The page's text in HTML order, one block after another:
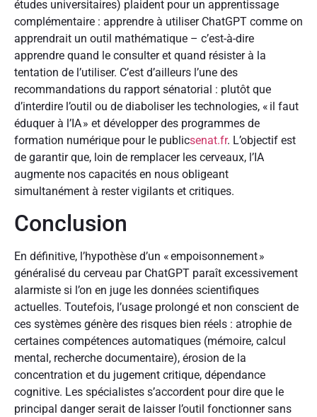
études universitaires) plaident pour un apprentissage
complémentaire : apprendre à utiliser ChatGPT comme on
apprendrait un outil mathématique – c’est-à-dire
apprendre quand le consulter et quand résister à la
tentation de l’utiliser. C’est d’ailleurs l’une des
recommandations du rapport sénatorial : plutôt que
d’interdire l’outil ou de diaboliser les technologies, « il faut
éduquer à l’IA » et développer des programmes de
formation numérique pour le publicsenat.fr. L’objectif est
de garantir que, loin de remplacer les cerveaux, l’IA
augmente nos capacités en nous obligeant
simultanément à rester vigilants et critiques.
Conclusion
En définitive, l’hypothèse d’un « empoisonnement »
généralisé du cerveau par ChatGPT paraît excessivement
alarmiste si l’on en juge les données scientifiques
actuelles. Toutefois, l’usage prolongé et non conscient de
ces systèmes génère des risques bien réels : atrophie de
certaines compétences automatiques (mémoire, calcul
mental, recherche documentaire), érosion de la
concentration et du jugement critique, dépendance
cognitive. Les spécialistes s’accordent pour dire que le
principal danger serait de laisser l’outil fonctionner sans